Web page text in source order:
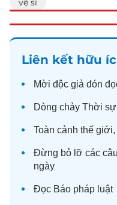
vệ sĩ
Liên kết hữu
Mời độc giả đón
Dòng chảy Thời sự
Toàn cảnh thế giới
Đừng bỏ lỡ các
ngày
Đọc Báo pháp luật